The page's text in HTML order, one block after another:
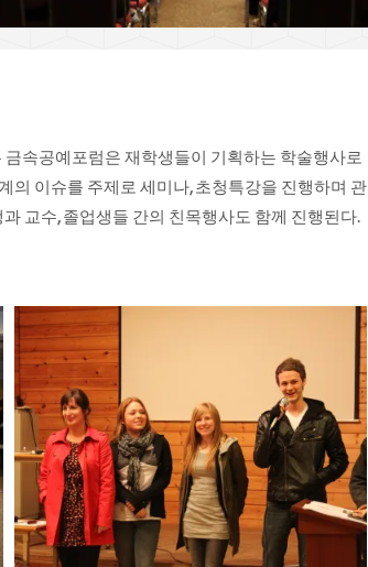
속공예포럼은 재학생들이 기획하는 학술행사로
의 이슈를 주제로 세미나, 초청특강을 진행하며 관
교수, 졸업생들 간의 친목행사도 함께 진행된다.